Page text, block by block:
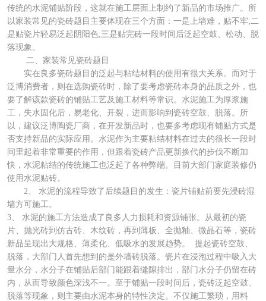
传统的水泥铺贴阶段，这就在施工层面上制约了新品的市场推广。所
以家装常见的瓷砖题目主要体现在三个方面：一是上墙难，贴不牢;二
是贴瓷片轻易泛起阴阳色;三是贴完砖一段时间后泛起空鼓、松动、脱
落现象。
二、家装常见瓷砖题目
实在良多瓷砖题目的泛起与粘结材料的使用有很大关系。而对于
泛博消费者，则在选购瓷砖时，除了要考虑瓷砖本身的品质之外，也
要了解该款瓷砖的铺贴工艺及施工材料等常识。水泥施工为厚浆施
工，失水固化后，易老化、开裂，进而影响到瓷砖空鼓、脱落。所
以，建议泛博陶瓷厂商，在开发新品时，也要多考虑现有铺贴方式是
否支持新品的实际应用。水泥作为主要粘结材料在过去的很长一段时
间里起着非常重要的作用，但跟着瓷砖产品更新换代的步伐不断加
快，水泥粘结的传统施工也泛起了各种弊端。目前大部门家庭装修仍
使用水泥贴砖。
2、 水泥的流程导致了后续题目的发生：瓷片铺贴前要先浸砖湿
墙方可施工。
3、 水泥的施工方法造成了良多人力损耗和资源铺张。从最初的瓷
片、抛光砖到仿古砖、木纹砖，再到薄板、全抛釉、微晶石等，瓷砖
新品呈现出大规格、薄柔化、低吸水的发展趋势。 提起瓷砖空鼓、
脱落，大部门人首先想到的是外墙砖脱落。瓷片在浸泡过程中吸入大
量水分，水分子在铺贴后部门能跟着缝隙排出，部门水分子仍留在砖
内，从而导致颜色深浅不一。至于铺贴一段时间后，瓷砖泛起空鼓、
脱落等现象，则主要由水泥本身的特性决定。不仅施工繁琐，用料